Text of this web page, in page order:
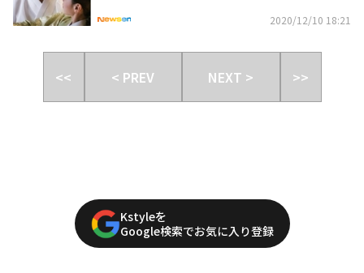
2020/12/10 18:21
<< < PREV NEXT > >>
Kstyleを
Google検索でお気に入り登録